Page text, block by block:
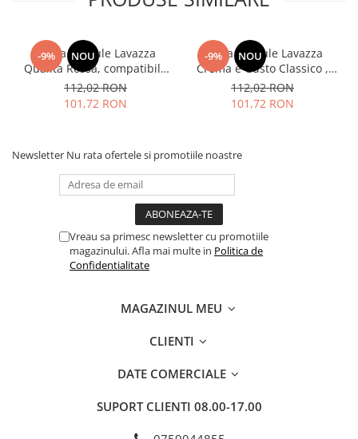
-9% NOU
Cafea capsule Lavazza
Qualita Rossa, compatibile
Nespresso, 80 buc
112,02 RON
101,72 RON
-9% NOU
Cafea capsule Lavazza
Crema e Gusto Classico ,
compatibile Nespresso, 80
buc
112,02 RON
101,72 RON
Newsletter Nu rata ofertele si promotiile noastre
Vreau sa primesc newsletter cu promotiile
magazinului. Afla mai multe in Politica de
Confidentialitate
MAGAZINUL MEU
CLIENTI
DATE COMERCIALE
SUPORT CLIENTI 08.00-17.00